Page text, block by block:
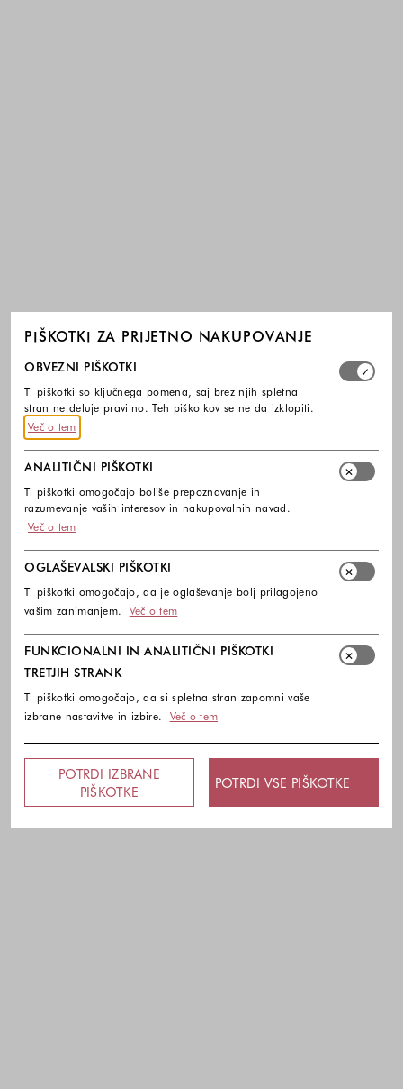
PIŠKOTKI ZA PRIJETNO NAKUPOVANJE
Izberite, katere skupine piškotkov dovolite. Obvezni
OBVEZNI PIŠKOTKI
Ti piškotki so ključnega pomena, saj brez njih spletna
stran ne deluje pravilno. Teh piškotkov se ne da izklopiti.
Več o tem
ANALITIČNI PIŠKOTKI
Ti piškotki omogočajo boljše prepoznavanje in
razumevanje vaših interesov in nakupovalnih navad.
Več o tem
OGLAŠEVALSKI PIŠKOTKI
Ti piškotki omogočajo, da je oglaševanje bolj prilagojeno
vašim zanimanjem.
Več o tem
FUNKCIONALNI IN ANALITIČNI PIŠKOTKI
TRETJIH STRANK
Ti piškotki omogočajo, da si spletna stran zapomni vaše
izbrane nastavitve in izbire.
Več o tem
POTRDI IZBRANE
PIŠKOTKE
POTRDI VSE PIŠKOTKE